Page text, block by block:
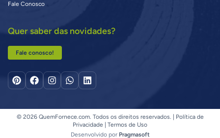
Fale Conosco
Quer saber das novidades?
Fale conosco!
© 2026 QuemFornece.com. Todos os direitos reservados. |
Política de
Privacidade
Termos de Uso
Desenvolvido por Pragmasoft